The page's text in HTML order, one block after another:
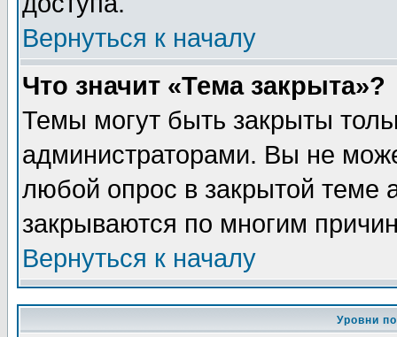
Вернуться к началу
Что значит «Тема закрыта»?
Темы могут быть закрыты
администраторами. Вы не
любой опрос в закрытой теме
закрываются по многим
Вернуться к началу
Уровни